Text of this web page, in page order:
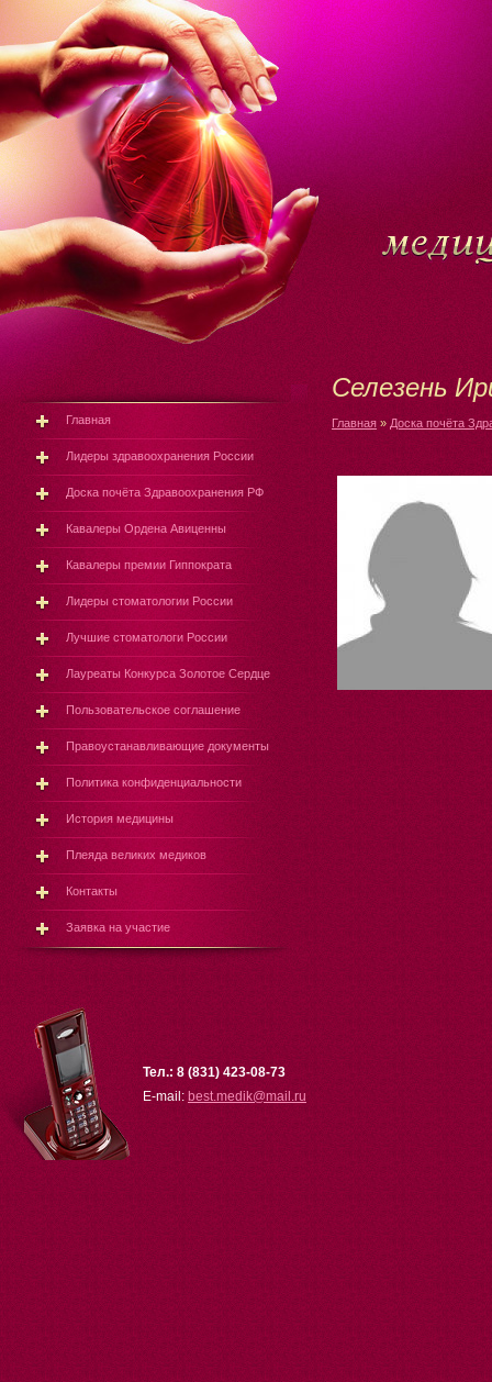
Селезень
Главная » Доска почёта
Главная
Лидеры здравоохранения России
Доска почёта Здравоохранения РФ
Кавалеры Ордена Авиценны
Кавалеры премии Гиппократа
Лидеры стоматологии России
Лучшие стоматологи России
Лауреаты Конкурса Золотое Сердце
Пользовательское соглашение
Правоустанавливающие документы
Политика конфиденциальности
История медицины
Плеяда великих медиков
Контакты
Заявка на участие
Тел.: 8 (831) 423-08-73
E-mail: best.medik@mail.ru